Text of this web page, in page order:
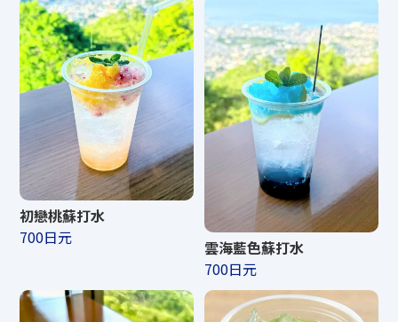
初戀桃蘇打水
700日元
雲海藍色蘇打水
700日元